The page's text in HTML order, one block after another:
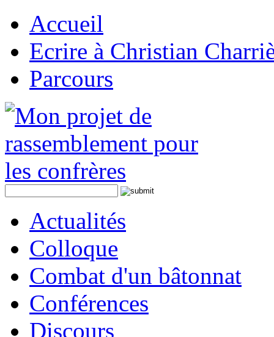
Accueil
Ecrire à Christian
Parcours
Actualités
Colloque
Combat d'un bâtonnat
Conférences
Discours